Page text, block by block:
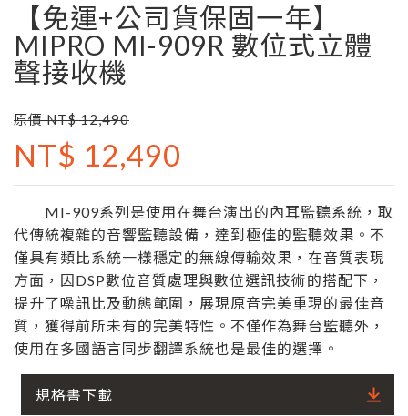
【免運+公司貨保固一年】
MIPRO MI-909R 數位式立體
聲接收機
原價 NT$ 12,490
NT$ 12,490
MI-909系列是使用在舞台演出的內耳監聽系統，取
代傳統複雜的音響監聽設備，達到極佳的監聽效果。不
僅具有類比系統一樣穩定的無線傳輸效果，在音質表現
方面，因DSP數位音質處理與數位選訊技術的搭配下，
提升了噪訊比及動態範圍，展現原音完美重現的最佳音
質，獲得前所未有的完美特性。不僅作為舞台監聽外，
使用在多國語言同步翻譯系統也是最佳的選擇。
規格書下載